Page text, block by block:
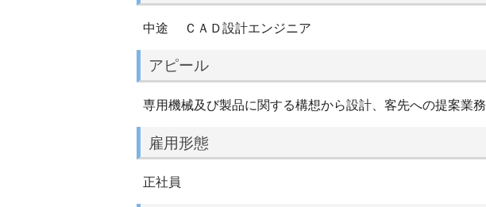
中途 ＣＡＤ設計エンジニア
アピール
専用機械及び製品に関する構想から設計、客先への提案業務
雇用形態
正社員